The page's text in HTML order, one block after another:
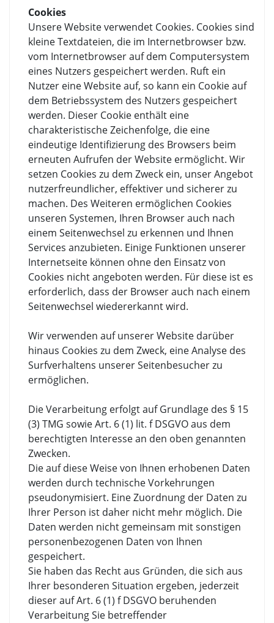
Cookies
Unsere Website verwendet Cookies. Cookies sind
kleine Textdateien, die im Internetbrowser bzw.
vom Internetbrowser auf dem Computersystem
eines Nutzers gespeichert werden. Ruft ein
Nutzer eine Website auf, so kann ein Cookie auf
dem Betriebssystem des Nutzers gespeichert
werden. Dieser Cookie enthält eine
charakteristische Zeichenfolge, die eine
eindeutige Identifizierung des Browsers beim
erneuten Aufrufen der Website ermöglicht. Wir
setzen Cookies zu dem Zweck ein, unser Angebot
nutzerfreundlicher, effektiver und sicherer zu
machen. Des Weiteren ermöglichen Cookies
unseren Systemen, Ihren Browser auch nach
einem Seitenwechsel zu erkennen und Ihnen
Services anzubieten. Einige Funktionen unserer
Internetseite können ohne den Einsatz von
Cookies nicht angeboten werden. Für diese ist es
erforderlich, dass der Browser auch nach einem
Seitenwechsel wiedererkannt wird.
Wir verwenden auf unserer Website darüber
hinaus Cookies zu dem Zweck, eine Analyse des
Surfverhaltens unserer Seitenbesucher zu
ermöglichen.
Die Verarbeitung erfolgt auf Grundlage des § 15
(3) TMG sowie Art. 6 (1) lit. f DSGVO aus dem
berechtigten Interesse an den oben genannten
Zwecken.
Die auf diese Weise von Ihnen erhobenen Daten
werden durch technische Vorkehrungen
pseudonymisiert. Eine Zuordnung der Daten zu
Ihrer Person ist daher nicht mehr möglich. Die
Daten werden nicht gemeinsam mit sonstigen
personenbezogenen Daten von Ihnen
gespeichert.
Sie haben das Recht aus Gründen, die sich aus
Ihrer besonderen Situation ergeben, jederzeit
dieser auf Art. 6 (1) f DSGVO beruhenden
Verarbeitung Sie betreffender